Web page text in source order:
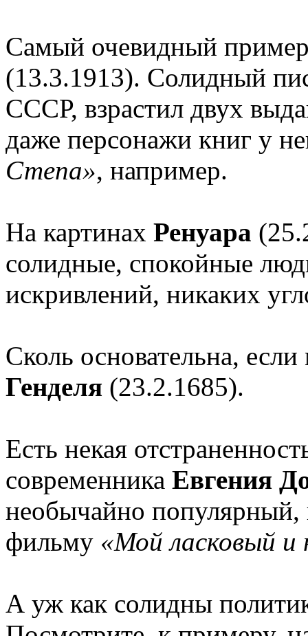
Самый очевидный
(13.3.1913). Солидный
СССР, взрастил двух
даже персонажи книг у
Степа», например.
На картинах Ренуара
солидные, спокойные
искривлений, никаких
Сколь основательна,
Генделя (23.2.1685).
Есть некая
современника Евгения
необычайно популярный,
фильму «Мой ласковый и
А уж как солидны